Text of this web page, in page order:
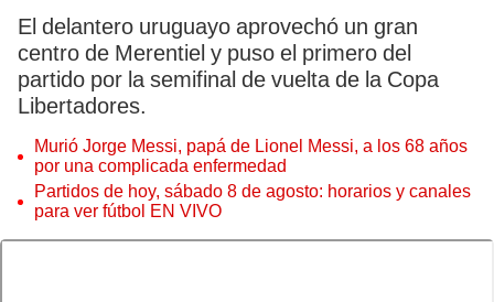
El delantero uruguayo aprovechó un gran
centro de Merentiel y puso el primero del
partido por la semifinal de vuelta de la Copa
Libertadores.
Murió Jorge Messi, papá de Lionel Messi, a los 68 años
por una complicada enfermedad
Partidos de hoy, sábado 8 de agosto: horarios y canales
para ver fútbol EN VIVO